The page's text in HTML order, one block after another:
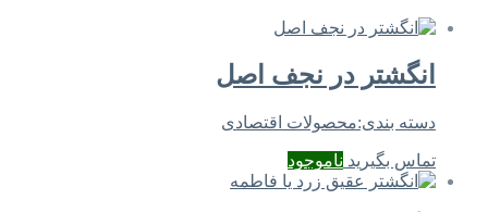
انگشتر در نجف اصل
دسته بندی:محصولات اقتصادی
تماس بگیرید ناموجود